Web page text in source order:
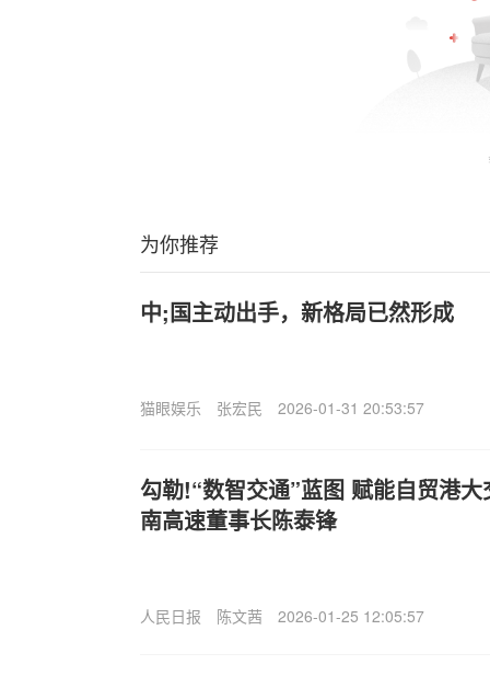
为你推荐
中;国主动出手，新格局已然形成
猫眼娱乐 张宏民 2026-01-31 20:53:57
勾勒!“数智交通”蓝图 赋能自贸港
南高速董事长陈泰锋
人民日报 陈文茜 2026-01-25 12:05:57